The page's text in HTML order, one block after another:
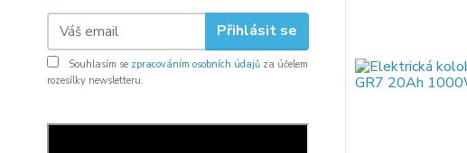
Přihlásit se
Souhlasím se zpracováním osobních údajů za účelem
rozesílky newsletteru.